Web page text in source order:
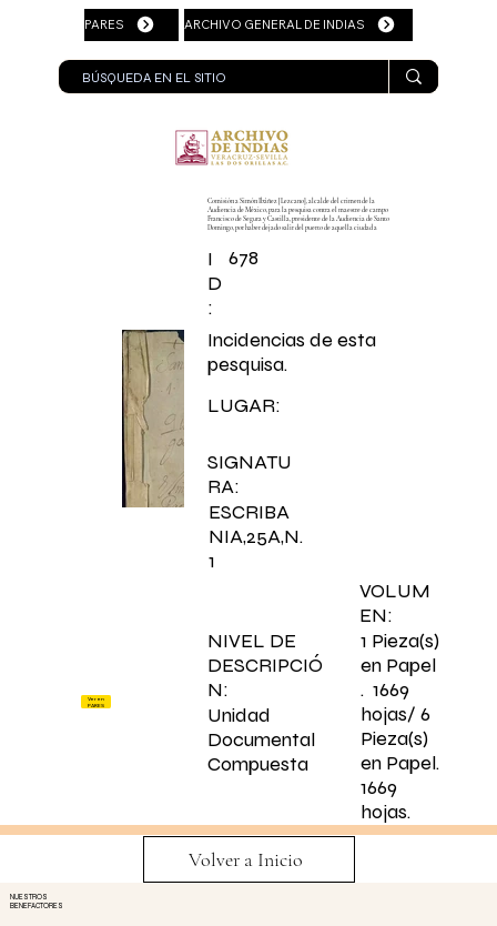
PARES ARCHIVO GENERAL DE INDIAS
Comisión a Simón Ibáñez [Lezcano], alcalde del crimen de la
Audiencia de México, para la pesquisa contra el maestre de campo
Francisco de Segura y Castilla, presidente de la Audiencia de Santo
Domingo, por haber dejado salir del puerto de aquella ciudad a
I
D
:
678
Incidencias de esta
pesquisa.
SIGNATU
RA:
ESCRIBA
NIA,25A,N.
1
LUGAR:
NIVEL DE
DESCRIPCIÓ
N:
Unidad
Documental
Compuesta
Ver en
PARES
VOLUM
EN:
1 Pieza(s)
en Papel
. 1669
hojas/ 6
Pieza(s)
en Papel.
1669
hojas.
Volver a Inicio
NUESTROS
BENEFACTORES